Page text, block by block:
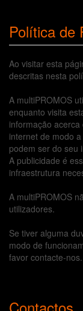
Política de
Ao visitar esta
descritas nesta
A multiPROMOS
enquanto visita
informação
internet de modo
podem ser do seu
A publicidade é
infraestrutura
A multiPROMOS
utilizadores.
Se tiver alguma
modo de
favor contacte-nos.